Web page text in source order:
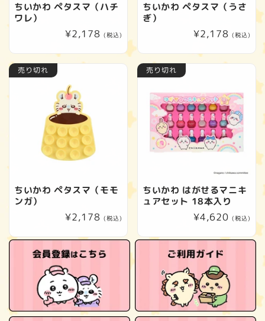
ちいかわ ペタスマ（ハチ
ワレ）
通
価
¥2,178 (税込)
ちいかわ ペタスマ（うさ
ぎ）
通
¥2,178 (税込)
売り切れ
ちいかわ ペタスマ（モモ
ンガ）
通
格
¥2,178 (税込)
売り切れ
ちいかわ はがせるマニキ
ュアセット 18本入り
通
格
¥4,620 (税込)